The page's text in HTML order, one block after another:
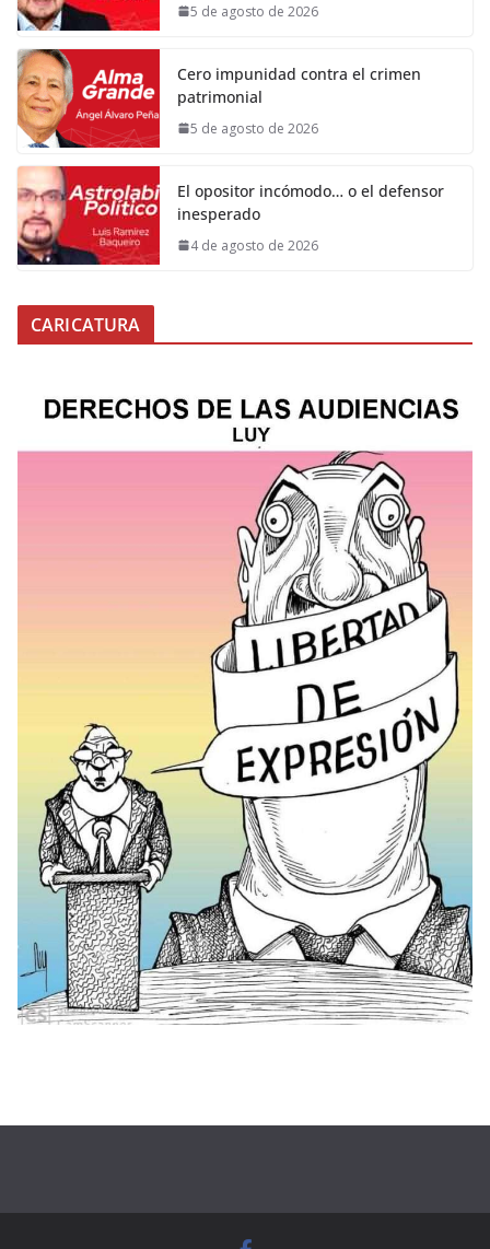
5 de agosto de 2026
Cero impunidad contra el crimen
patrimonial
5 de agosto de 2026
El opositor incómodo… o el defensor
inesperado
4 de agosto de 2026
CARICATURA